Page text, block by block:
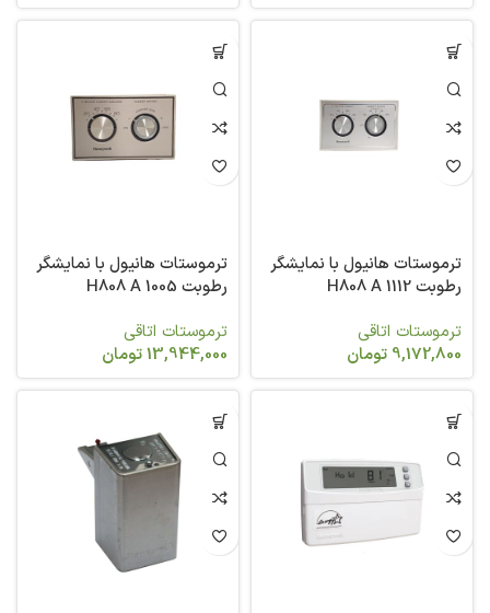
ترموستات هانیول با نمایشگر
رطوبت 1112 H808 A
ترموستات اتاقی
9,172,800 تومان
ترموستات هانیول با نمایشگر
رطوبت 1005 H808 A
ترموستات اتاقی
13,944,000تومان